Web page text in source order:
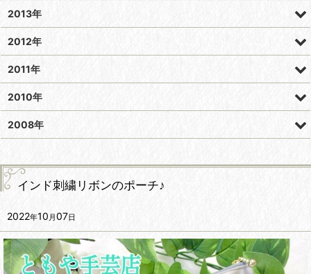
インド刺繍リボンのポーチ♪
2022年10 月07日
2013年
2012年
2011年
2010年
2008年